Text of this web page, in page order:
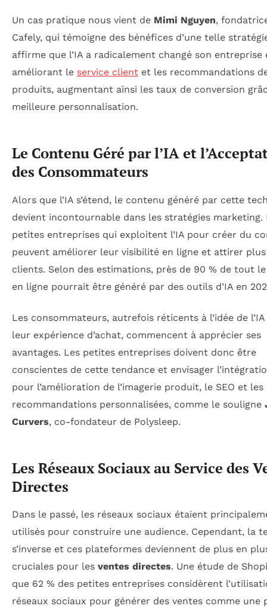
Un cas pratique nous vient de Mimi Nguyen,
Cafely, qui témoigne des bénéfices d’une telle
affirme que l’IA a radicalement changé son entreprise
améliorant le service client et les recommandations
produits, augmentant ainsi les taux de conversion
meilleure personnalisation.
Le Contenu Géré par l’IA et
des Consommateurs
Alors que l’IA s’étend, le contenu généré par cette
devient incontournable dans les stratégies marketing.
petites entreprises qui exploitent l’IA pour créer du
peuvent améliorer leur visibilité en ligne et attirer
clients. Selon des estimations, près de 90 % de tout
en ligne pourrait être généré par des outils d’IA en
Les consommateurs, autrefois réticents à l’idée de l’IA
leur expérience d’achat, commencent à apprécier ses
avantages. Les petites entreprises doivent donc être
conscientes de cette tendance et envisager
pour l’amélioration de l’imagerie produit, le SEO et les
recommandations personnalisées, comme le souligne
Curvers, co-fondateur de Polysleep.
Les Réseaux Sociaux au Service des
Directes
Dans le passé, les réseaux sociaux étaient
utilisés pour construire une audience. Cependant, la
s’inverse et ces plateformes deviennent de plus en
cruciales pour les ventes directes. Une étude de
que 62 % des petites entreprises considèrent
réseaux sociaux pour générer des ventes comme une